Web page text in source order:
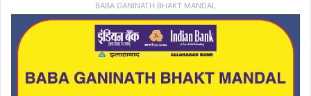
BABA GANINATH BHAKT MANDAL